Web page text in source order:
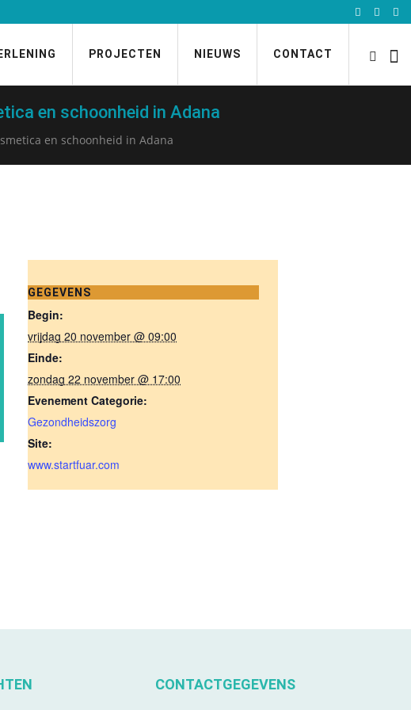
PROJECTEN NIEUWS CONTACT
en schoonheid in Adana
en schoonheid in Adana
GEGEVENS
Begin:
vrijdag 20 november @ 09:00
Einde:
zondag 22 november @ 17:00
Evenement Categorie:
Gezondheidszorg
Site:
www.startfuar.com
CONTACTGEGEVENS